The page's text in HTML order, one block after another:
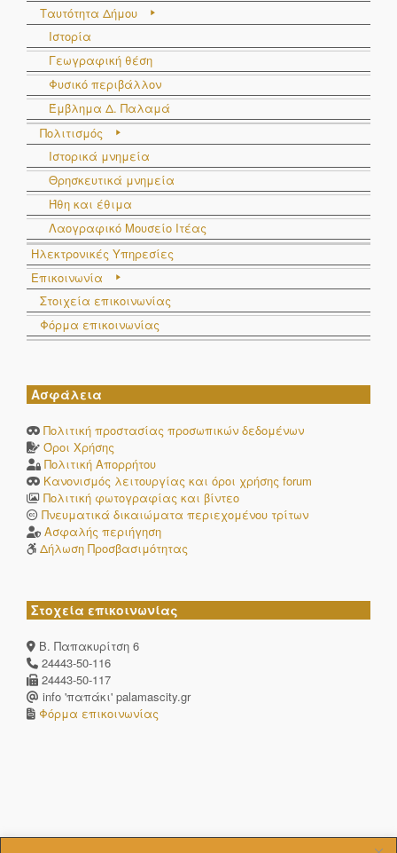
Ταυτότητα Δήμου
Ιστορία
Γεωγραφική θέση
Φυσικό περιβάλλον
Έμβλημα Δ. Παλαμά
Πολιτισμός
Ιστορικά μνημεία
Θρησκευτικά μνημεία
Ήθη και έθιμα
Λαογραφικό Μουσείο Ιτέας
Ηλεκτρονικές Υπηρεσίες
Επικοινωνία
Στοιχεία επικοινωνίας
Φόρμα επικοινωνίας
Ασφάλεια
Πολιτική προστασίας προσωπικών δεδομένων
Όροι Χρήσης
Πολιτική Απορρήτου
Κανονισμός λειτουργίας και όροι χρήσης forum
Πολιτική φωτογραφίας και βίντεο
Πνευματικά δικαιώματα περιεχομένου τρίτων
Ασφαλής περιήγηση
Δήλωση Προσβασιμότητας
Στοχεία επικοινωνίας
Β. Παπακυρίτση 6
24443-50-116
24443-50-117
info 'παπάκι' palamascity.gr
Φόρμα επικοινωνίας